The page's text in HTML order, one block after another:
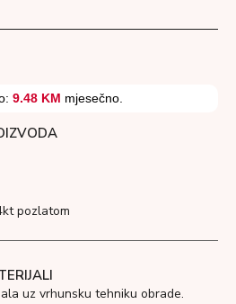
9.48 KM mjesečno.
pozlatom
uz vrhunsku tehniku obrade.